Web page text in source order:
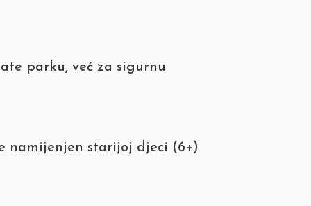
parku, već za sigurnu
namijenjen starijoj djeci (6+)